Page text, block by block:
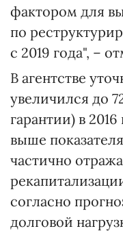
фактором для
по
с 2019 года", –
В агентстве
увеличился до
гарантии) в
выше
частично
согласно
долговой